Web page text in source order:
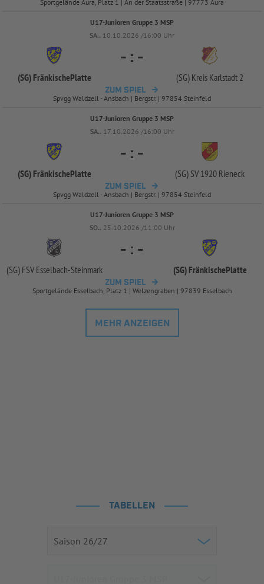
Sportgelände Aura, Platz 1 | An der Staatsstraße | 97773 Aura
U17-Junioren Gruppe 3 MSP
SA.. 10.10.2026 /16:00 Uhr
(SG) FränkischePlatte
- : -
(SG) Kreis Karlstadt 2
ZUM SPIEL
Spvgg Waldzell - Ansbach | Bergstr. | 97854 Steinfeld
U17-Junioren Gruppe 3 MSP
SA.. 17.10.2026 /16:00 Uhr
(SG) FränkischePlatte
- : -
(SG) SV 1920 Rieneck
ZUM SPIEL
Spvgg Waldzell - Ansbach | Bergstr. | 97854 Steinfeld
U17-Junioren Gruppe 3 MSP
SO.. 25.10.2026 /11:00 Uhr
(SG) FSV Esselbach-Steinmark
- : -
(SG) FränkischePlatte
ZUM SPIEL
Sportgelände Esselbach, Platz 1 | Welzengraben | 97839 Esselbach
MEHR ANZEIGEN
TABELLEN